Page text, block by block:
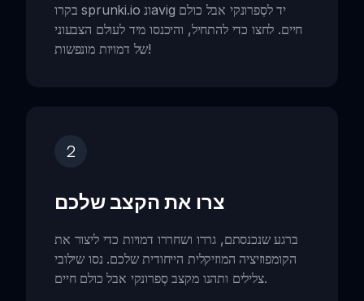
בקרו sprunki.io ונavig יד לסְפרונקי אבל כולם
חיים. לחצו כדי להתחיל, והיכנסו מיד לעולם הצבעוני
של דמויות מונפשות!
2
צרו את הקצב שלכם
ברגע שנכנסתם, גררו ושחררו דמויות כדי ליצור את
הקומפוזיציה המוזיקלית הייחודית שלכם. נסו שילובי
צלילים ותהנו מקצב סְפרונקי אבל כולם חיים.